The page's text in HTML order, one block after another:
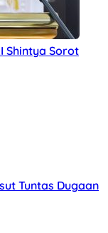
Shintya Sorot
Tuntas Dugaan